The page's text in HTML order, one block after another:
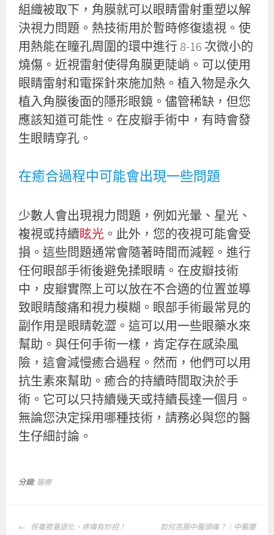
組織被取下，角膜就可以眼睛雷射重塑以解
決視力問題。熱技術用於暫時修復遠視。使
用熱能在瞳孔周圍的環中進行 8-16 次微小的
燒傷。近視雷射使得角膜更陡峭。可以使用
眼睛雷射和電探針來施加熱。植入物是永久
植入角膜後面的隱形眼鏡。儘管稀缺，但您
應該知道可能性。在皮瓣手術中，有時會發
生眼睛穿孔。
在癒合過程中可能會出現一些問題
少數人會出現視力問題，例如光暈、星光、
複視或持續眩光 。此外，您的夜視可能會受
損。這些問題通常會隨著時間而減輕。進行
任何眼部手術後避免揉眼睛。在皮瓣技術
中，皮瓣實際上可以放在不合適的位置並導
致眼睛酸痛和視力模糊。眼部手術最常見的
副作用是眼睛乾澀。這可以用一些眼藥水來
幫助。與任何手術一樣，肯定存在感染風
險，這會減慢癒合過程。然而，他們可以用
抗生素來幫助。癒合的持續時間取決於手
術。它可以只持續幾天或持續長達一個月。
無論您決定採用哪種技術，請務必與您的醫
生仔細討論。
分類: 醫療
文保養膝蓋退化、疼痛有妙招！ 如何克服中醫頭痛？｜中醫腰